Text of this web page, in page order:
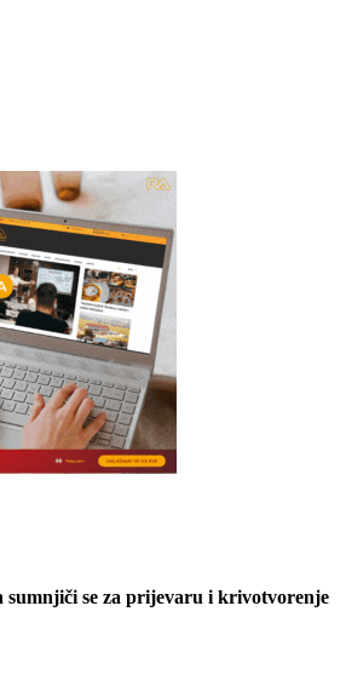
sumnjiči se za prijevaru i krivotvorenje